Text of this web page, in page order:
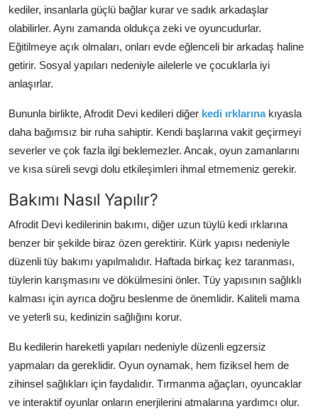
kediler, insanlarla güçlü bağlar kurar ve sadık arkadaşlar
olabilirler. Aynı zamanda oldukça zeki ve oyuncudurlar.
Eğitilmeye açık olmaları, onları evde eğlenceli bir arkadaş haline
getirir. Sosyal yapıları nedeniyle ailelerle ve çocuklarla iyi
anlaşırlar.
Bununla birlikte, Afrodit Devi kedileri diğer kedi ırklarına kıyasla
daha bağımsız bir ruha sahiptir. Kendi başlarına vakit geçirmeyi
severler ve çok fazla ilgi beklemezler. Ancak, oyun zamanlarını
ve kısa süreli sevgi dolu etkileşimleri ihmal etmemeniz gerekir.
Bakımı Nasıl Yapılır?
Afrodit Devi kedilerinin bakımı, diğer uzun tüylü kedi ırklarına
benzer bir şekilde biraz özen gerektirir. Kürk yapısı nedeniyle
düzenli tüy bakımı yapılmalıdır. Haftada birkaç kez taranması,
tüylerin karışmasını ve dökülmesini önler. Tüy yapısının sağlıklı
kalması için ayrıca doğru beslenme de önemlidir. Kaliteli mama
ve yeterli su, kedinizin sağlığını korur.
Bu kedilerin hareketli yapıları nedeniyle düzenli egzersiz
yapmaları da gereklidir. Oyun oynamak, hem fiziksel hem de
zihinsel sağlıkları için faydalıdır. Tırmanma ağaçları, oyuncaklar
ve interaktif oyunlar onların enerjilerini atmalarına yardımcı olur.